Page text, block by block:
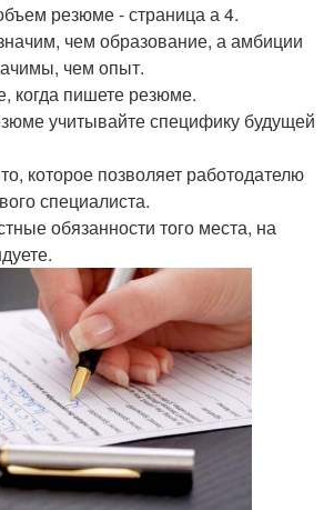
резюме - страница а 4.
чем образование, а амбиции
чем опыт.
когда пишете резюме.
учитывайте специфику будущей
которое позволяет работодателю
специалиста.
обязанности того места, на